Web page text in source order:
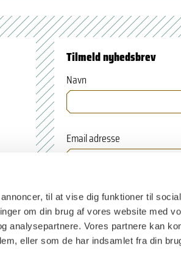
til at vise dig funktioner til
om din brug af vores website med
analysepartnere. Vores partnere kan
eller som de har indsamlet fra din
Tilmeld nyhedsbrev
Navn
Email adresse